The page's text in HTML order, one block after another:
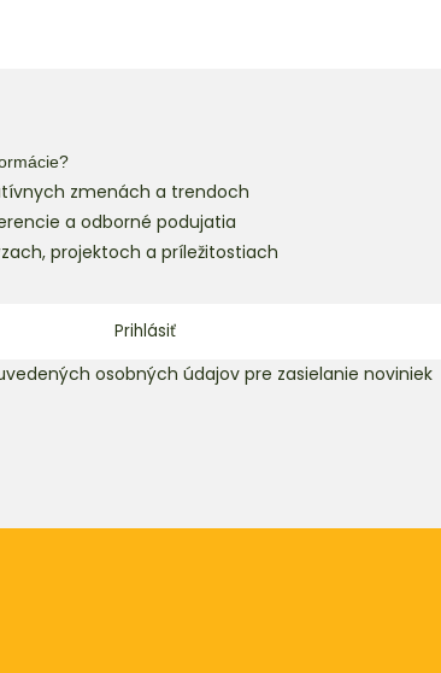
zmenách a trendoch
a odborné podujatia
projektoch a príležitostiach
osobných údajov pre zasielanie noviniek